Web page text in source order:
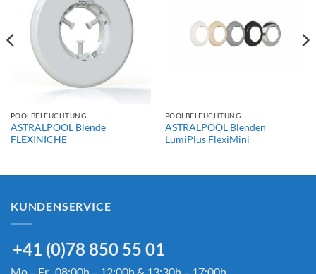
POOLBELEUCHTUNG
ASTRALPOOL Blende
FLEXINICHE
POOLBELEUCHTUNG
ASTRALPOOL Blenden
LumiPlus FlexiMini
KUNDENSERVICE
+41 (0)78 850 55 01
Mo – Fr 08:00h – 12:00h & 13:30h – 17:00h